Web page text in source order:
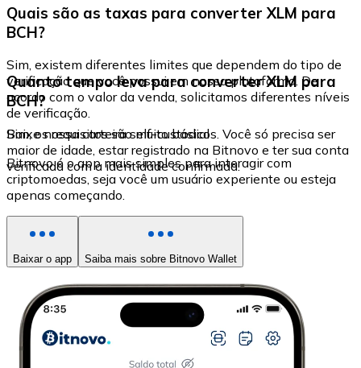
Quais são as taxas para converter XLM para
BCH?
Sim, existem diferentes limites que dependem do tipo de
verificação que você possui em nossa plataforma. De
acordo com o valor da venda, solicitamos diferentes níveis
de verificação.
Quanto tempo leva para converter XLM para
BCH?
Sim, os requisitos são muito básicos. Você só precisa ser
maior de idade, estar registrado na Bitnovo e ter sua conta
verificada com a identidade confirmada.
Baixe nossa carteira self-custodial
Bitnovo é o app mais simples para interagir com
criptomoedas, seja você um usuário experiente ou esteja
apenas começando.
Baixar o app Saiba mais sobre Bitnovo Wallet